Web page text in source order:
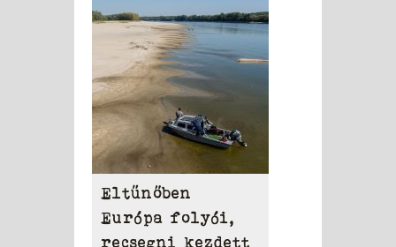
Eltűnőben
Európa folyói,
recsegni kezdett